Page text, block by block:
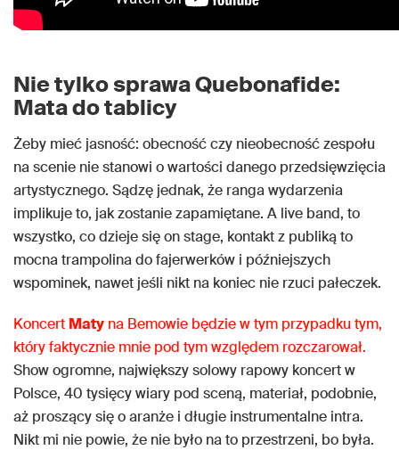
Nie tylko sprawa Quebonafide:
Mata do tablicy
Żeby mieć jasność: obecność czy nieobecność zespołu
na scenie nie stanowi o wartości danego przedsięwzięcia
artystycznego. Sądzę jednak, że ranga wydarzenia
implikuje to, jak zostanie zapamiętane. A live band, to
wszystko, co dzieje się on stage, kontakt z publiką to
mocna trampolina do fajerwerków i późniejszych
wspominek, nawet jeśli nikt na koniec nie rzuci pałeczek.
Koncert Maty na Bemowie będzie w tym przypadku tym,
który faktycznie mnie pod tym względem rozczarował.
Show ogromne, największy solowy rapowy koncert w
Polsce, 40 tysięcy wiary pod sceną, materiał, podobnie,
aż proszący się o aranże i długie instrumentalne intra.
Nikt mi nie powie, że nie było na to przestrzeni, bo była.